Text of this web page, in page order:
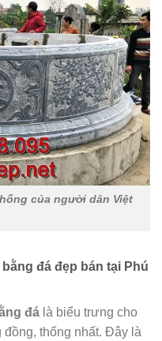
của người dân Việt
đá đẹp bán tại Phú
đá là biểu trưng cho
thống nhất. Đây là